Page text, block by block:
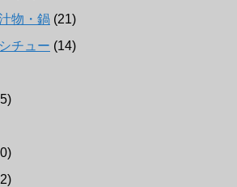
物・鍋 (21)
チュー (14)